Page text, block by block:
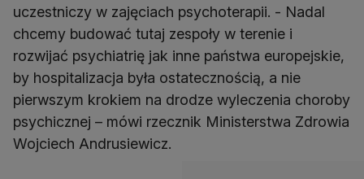
uczestniczy w zajęciach psychoterapii. - Nadal
chcemy budować tutaj zespoły w terenie i
rozwijać psychiatrię jak inne państwa europejskie,
by hospitalizacja była ostatecznością, a nie
pierwszym krokiem na drodze wyleczenia choroby
psychicznej – mówi rzecznik Ministerstwa Zdrowia
Wojciech Andrusiewicz.